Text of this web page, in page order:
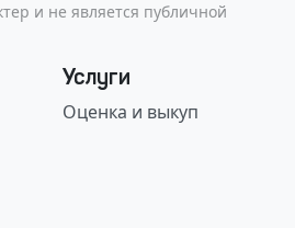
и не является публичной
Услуги
Оценка и выкуп